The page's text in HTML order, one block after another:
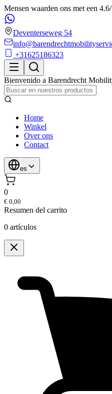
Mensen waarden ons met een
Deventerseweg 54
+31625186323
Bienvenido a Barendrecht
Home
Winkel
Over ons
Contact
es
0
€ 0,00
Resumen del carrito
0 artículos